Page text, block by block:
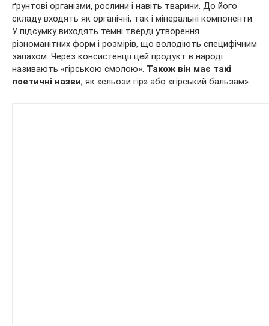
ґрунтові організми, рослини і навіть тварини. До його
складу входять як органічні, так і мінеральні компоненти.
У підсумку виходять темні тверді утворення
різноманітних форм і розмірів, що володіють специфічним
запахом. Через консистенції цей продукт в народі
називають «гірською смолою». Також він має такі
поетичні назви, як «сльози гір» або «гірський бальзам».